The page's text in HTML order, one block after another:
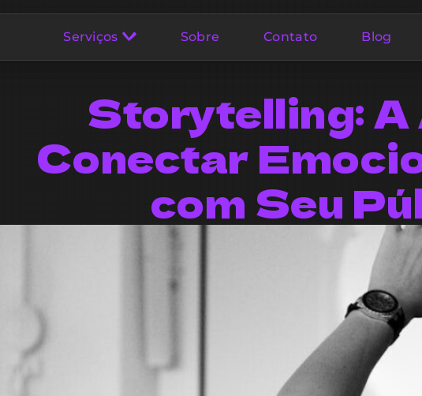
Serviços Sobre Contato Blog
Storytelling: A
Conectar
com Seu